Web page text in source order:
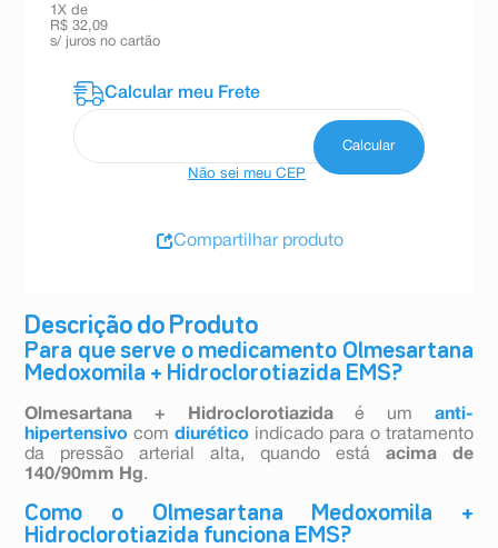
Descrição do Produto
Para que serve o medicamento Olmesartana
Medoxomila + Hidroclorotiazida EMS?
Olmesartana + Hidroclorotiazidaé um anti-
hipertensivo comdiurético indicado para o tratamento
da pressão arterial alta, quando está acima de
140/90mm Hg.
Como o Olmesartana Medoxomila +
Hidroclorotiazida funciona EMS?
1 X de
R$ 32,09
s/ juros no cartão
Não sei meu CEP
Compartilhar produto